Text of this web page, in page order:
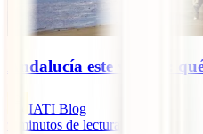
Andalucía este verano:
IATI Blog
minutos de lectura